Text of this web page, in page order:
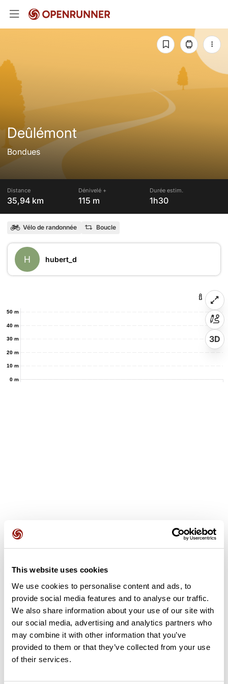
This website uses cookies
We use cookies to personalise content and ads, to
provide social media features and to analyse our traffic.
We also share information about your use of our site with
our social media, advertising and analytics partners who
may combine it with other information that you’ve
provided to them or that they’ve collected from your use
of their services.
Deûlémont
Bondues
Distance
35,94 km
Dénivelé +
115 m
Durée estim.
1h30
Vélo de randonnée Boucle
H hubert_d
0 m
10 m
20 m
30 m
40 m
50 m
3D
Ajouter un avis
Découvrez ce parcours de vélo de 35,9 km à proximité de